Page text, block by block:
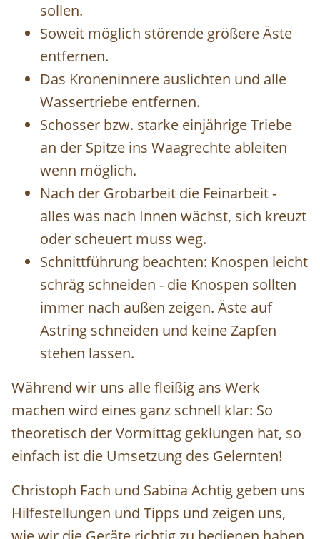
sollen.
Soweit möglich störende größere Äste
entfernen.
Das Kroneninnere auslichten und alle
Wassertriebe entfernen.
Schosser bzw. starke einjährige Triebe
an der Spitze ins Waagrechte ableiten
wenn möglich.
Nach der Grobarbeit die Feinarbeit -
alles was nach Innen wächst, sich kreuzt
oder scheuert muss weg.
Schnittführung beachten: Knospen leicht
schräg schneiden - die Knospen sollten
immer nach außen zeigen. Äste auf
Astring schneiden und keine Zapfen
stehen lassen.
Während wir uns alle fleißig ans Werk
machen wird eines ganz schnell klar: So
theoretisch der Vormittag geklungen hat, so
einfach ist die Umsetzung des Gelernten!
Christoph Fach und Sabina Achtig geben uns
Hilfestellungen und Tipps und zeigen uns,